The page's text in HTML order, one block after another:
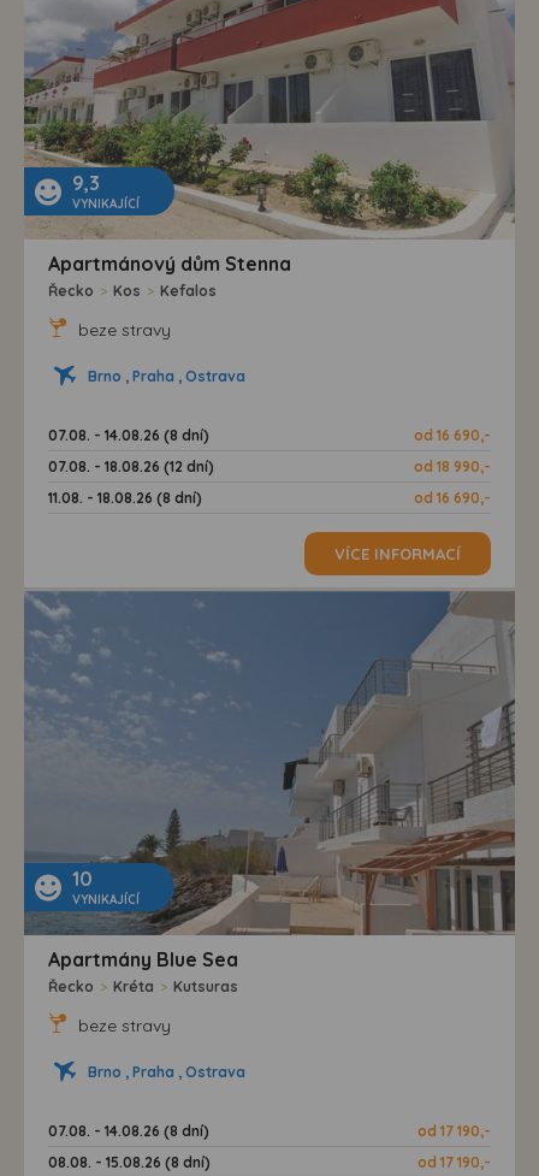
9,3
VYNIKAJÍCÍ
Apartmánový dům Stenna
Řecko > Kos > Kefalos
beze stravy
Brno , Praha , Ostrava
07.08. - 14.08.26 (8 dní)
od 16 690,-
07.08. - 18.08.26 (12 dní)
od 18 990,-
11.08. - 18.08.26 (8 dní)
od 16 690,-
VÍCE INFORMACÍ
10
VYNIKAJÍCÍ
Apartmány Blue Sea
Řecko > Kréta > Kutsuras
beze stravy
Brno , Praha , Ostrava
07.08. - 14.08.26 (8 dní)
od 17 190,-
08.08. - 15.08.26 (8 dní)
od 17 190,-